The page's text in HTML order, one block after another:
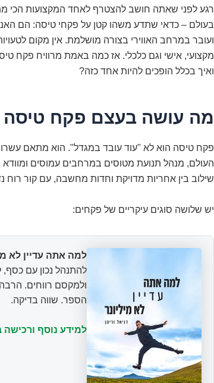
רגע לפני שאתה חושב להצטרף לאחד המקצועות הכי
בעולם – כדאי שתדע משהו קטן על פקחי טיסה: הם
ועובר במרחב האווירי בצורה מושלמת. אין מקום
מקצועי, אישי וגם כלכלי. אז כמה באמת מרוויח פקח
ואיך בכלל הופכים להיות אחד כזה?
מה עושה בעצם פקח טיסה
פקח טיסה הוא לא "עוד עובד במגדל". הוא מתאם
העולם, מנהל תנועת מטוסים במרחבים עמוסים
שילוב בין אחריות מדויקת וחדות מחשבה, עם קור רוח
יש שלושה סוגים עיקריים של פקחים:
למה אתה עדיין לא
להתנהל נכון עם
ולמקסם רווחים.
הספר. שווה בדיקה.
למידע נוסף